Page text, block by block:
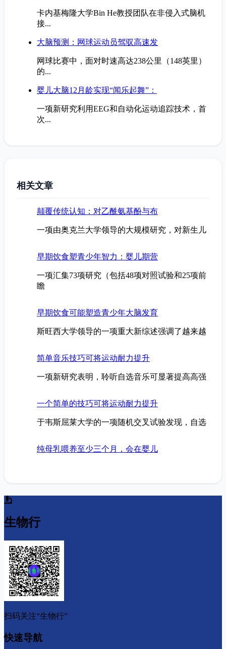
卡内基梅隆大学Bin He教授团队在非侵入式脑机
接...
大脑预测：网球运动员驾驭高速发
网球比赛中，面对时速高达238公里（148英里）
的...
婴儿大脑12月龄实现“闻乐起舞”：
一项新研究利用EEG和自动化运动追踪技术，首
次...
相关文章
颠覆传统认知：对乙酰氨基酚与布
一项由奥克兰大学领导的大规模研究，对新生儿
早期饮食塑青少年智力：婴儿期营
一项汇集73项研究（包括48项对照试验和25项前
瞻
早期饮食可能塑造青少年大脑发育
斯旺西大学领导的一项重大新综述强调了越来越
简单音乐技巧可将运动耐力提升
一项新研究表明，聆听自选音乐可显著提高高强
一个简单的技巧可将运动耐力提升
于韦斯屈莱大学的一项随机交叉试验发现，自选
纯母乳喂养至少三个月，会在婴儿
生物行
扫码关注“生物行”
快速导航